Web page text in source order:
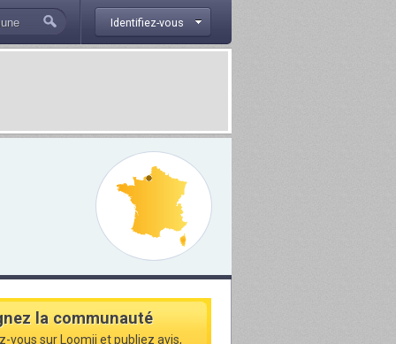
Identifiez-vous
la communauté
vous sur Loomji et publiez avis,